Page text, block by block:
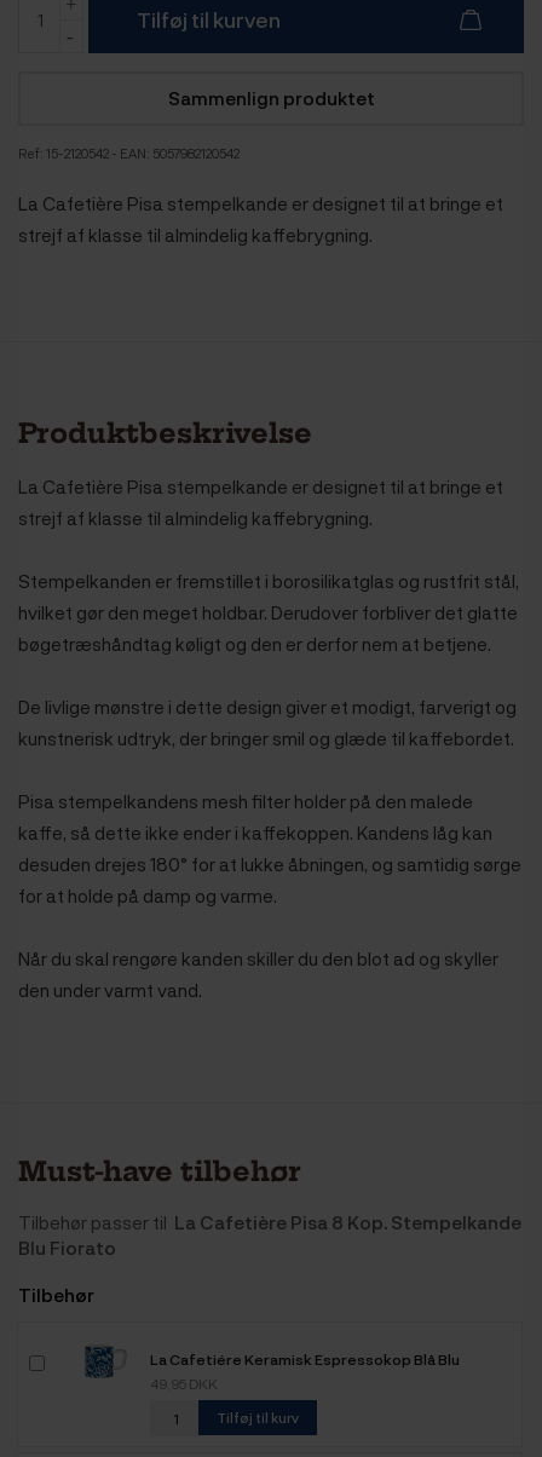
Tilføj til kurven
Sammenlign produktet
Ref: 15-2120542 - EAN: 5057982120542
La Cafetière Pisa stempelkande er designet til at bringe et
strejf af klasse til almindelig kaffebrygning.
Produktbeskrivelse
La Cafetière Pisa stempelkande er designet til at bringe et
strejf af klasse til almindelig kaffebrygning.
Stempelkanden er fremstillet i borosilikatglas og rustfrit stål,
hvilket gør den meget holdbar. Derudover forbliver det glatte
bøgetræshåndtag køligt og den er derfor nem at betjene.
De livlige mønstre i dette design giver et modigt, farverigt og
kunstnerisk udtryk, der bringer smil og glæde til kaffebordet.
Pisa stempelkandens mesh filter holder på den malede
kaffe, så dette ikke ender i kaffekoppen. Kandens låg kan
desuden drejes 180° for at lukke åbningen, og samtidig sørge
for at holde på damp og varme.
Når du skal rengøre kanden skiller du den blot ad og skyller
den under varmt vand.
Must-have tilbehør
Tilbehør passer til La Cafetière Pisa 8 Kop. Stempelkande
Blu Fiorato
Tilbehør
La Cafetiére Keramisk Espressokop Blå Blu
Fiorato 12 cl 1 Stk
49,95 DKK
Tilføj til kurv